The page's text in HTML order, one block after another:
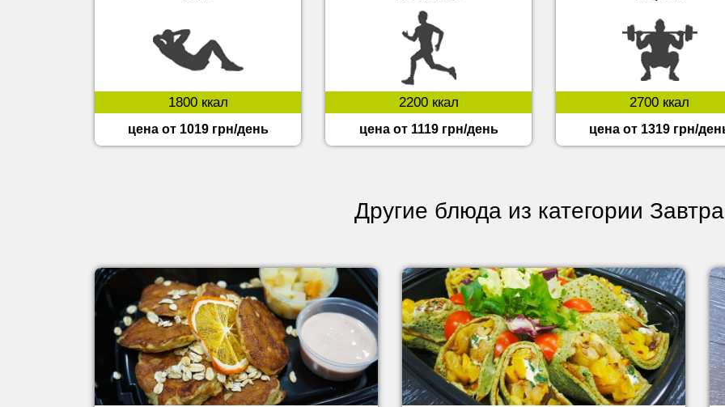
1800 ккал
цена от 1019 грн/день
2200 ккал
цена от 1119 грн/день
2700 ккал
цена от 1319 грн/
Другие блюда из категории